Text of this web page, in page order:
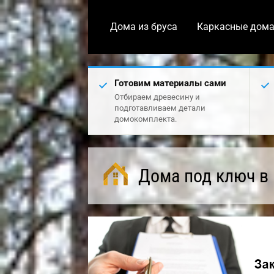
Дома из бруса Каркасные дома
Готовим материалы сами
Отбираем древесину и
подготавливаем детали
домокомплекта.
Дома под ключ